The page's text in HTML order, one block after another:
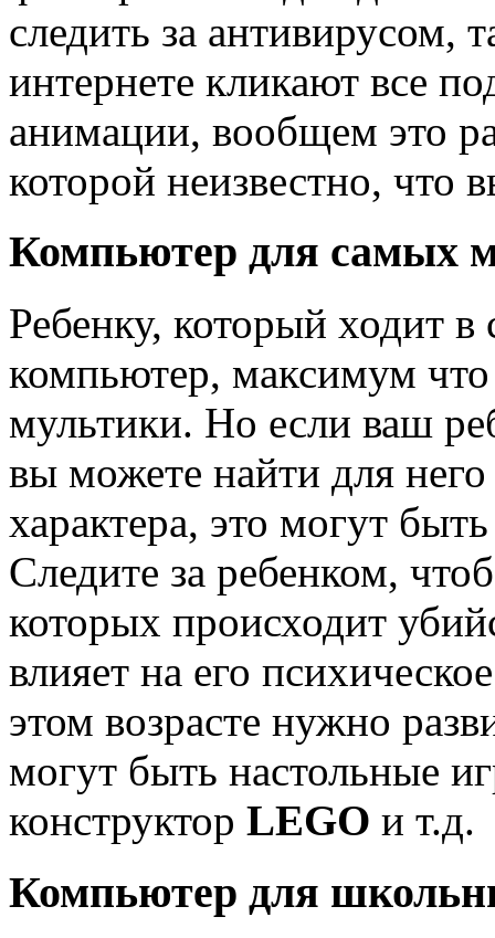
следить за антивирусом,
интернете кликают все
анимации, вообщем это
которой неизвестно, что
Компьютер для самых
Ребенку, который ходит
компьютер, максимум
мультики. Но если ваш
вы можете найти для
характера, это могут
Следите за ребенком,
которых происходит
влияет на его
этом возрасте нужно
могут быть настольные
конструктор LEGO и т.д.
Компьютер для